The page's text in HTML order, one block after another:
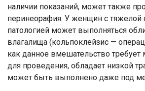
наличии показаний, может также
перинеорафия. У женщин с тяжелой
патологией может выполняться
влагалища (кольпоклейзис —
как данное вмешательство
для проведения, обладает низкой
может быть выполнено даже под